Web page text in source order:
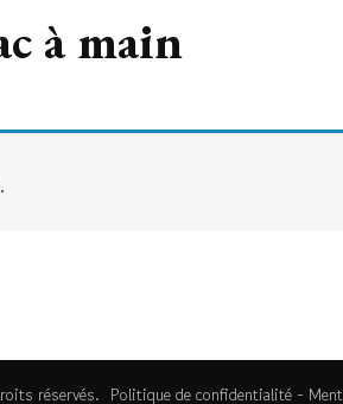
à main
réservés. Politique de confidentialité-